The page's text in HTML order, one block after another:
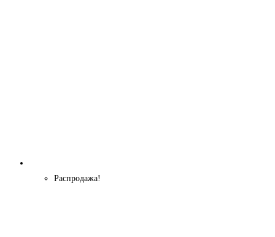
Распродажа!